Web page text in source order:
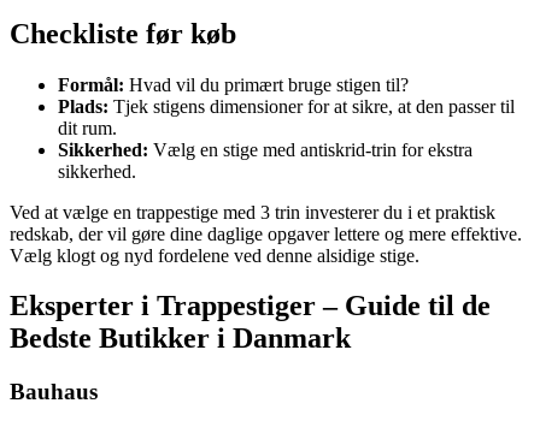
Checkliste før køb
Formål: Hvad vil du primært bruge stigen til?
Plads: Tjek stigens dimensioner for at sikre, at den passer til
dit rum.
Sikkerhed: Vælg en stige med antiskrid-trin for ekstra
sikkerhed.
Ved at vælge en trappestige med 3 trin investerer du i et praktisk
redskab, der vil gøre dine daglige opgaver lettere og mere effektive.
Vælg klogt og nyd fordelene ved denne alsidige stige.
Eksperter i Trappestiger – Guide til de
Bedste Butikker i Danmark
Bauhaus